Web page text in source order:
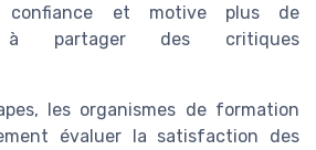
confiance et motive plus de
à partager des critiques
les organismes de formation
évaluer la satisfaction des